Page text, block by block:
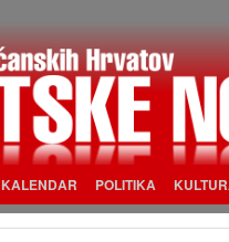
KALENDAR POLITIKA